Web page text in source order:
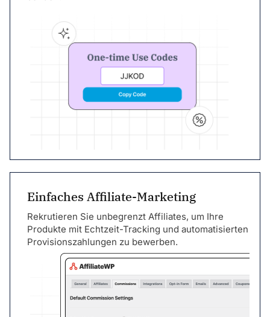
Einfaches Affiliate-Marketing
Rekrutieren Sie unbegrenzt Affiliates, um Ihre
Produkte mit Echtzeit-Tracking und automatisierten
Provisionszahlungen zu bewerben.